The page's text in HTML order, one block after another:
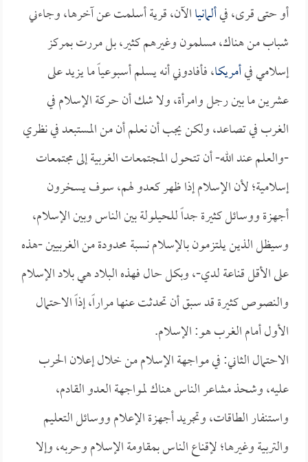
أو حتى قرى، فيألمانياالآن، قرية أسلمت عن آخرها، وجاءني
شباب من هناك، مسلمون وغيرهم كثير، بل مررت بمركز
إسلامي فيأمريكا، فأفادوني أنه يسلم أسبوعياً ما يزيد على
عشرين ما بين رجل وامرأة، ولا شك أن حركة الإسلام في
الغرب في تصاعد، ولكن يجب أن نعلم أن من المستبعد في نظري
-والعلم عند الله- أن تتحول المجتمعات الغربية إلى مجتمعات
إسلامية؛ لأن الإسلام إذا ظهر كعدو لهم، سوف يسخرون
أجهزة ووسائل كثيرة جداً للحيلولة بين الناس وبين الإسلام،
وسيظل الذين يلتزمون بالإسلام نسبة محدودة من الغربيين -هذه
على الأقل قناعة لدي-، وبكل حال فهذه البلاد هي بلاد الإسلام
والنصوص كثيرة قد سبق أن تحدثت عنها مراراً، إذاً الاحتمال
الأول أمام الغرب هو: الإسلام.
الاحتمال الثاني: في مواجهة الإسلام من خلال إعلان الحرب
عليه، وشحذ مشاعر الناس هناك لمواجهة العدو القادم،
واستنفار الطاقات، وتجريد أجهزة الإعلام ووسائل التعليم
والتربية وغيرها؛ لإقناع الناس بمقاومة الإسلام وحربه، وإلا